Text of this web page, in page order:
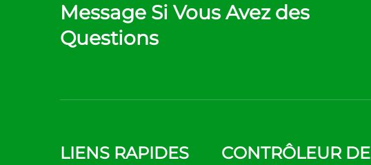
Message Si Vous Avez des
Questions
LIENS RAPIDES
CONTRÔLEUR DE